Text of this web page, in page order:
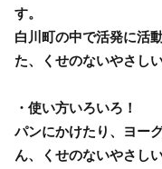
す。
白川町の中で活発に活
た、くせのないやさし
・使い方いろいろ！
パンにかけたり、ヨー
ん、くせのないやさし